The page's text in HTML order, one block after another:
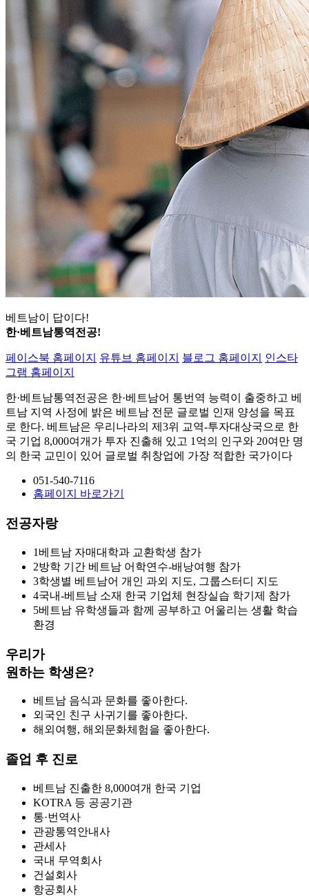
베트남이 답이다!
한·베트남통역전공!
페이스북 홈페이지 유튜브 홈페이지 블로그 홈페이지
인스타
그램 홈페이지
한·베트남통역전공은 한·베트남어 통번역 능력이 출중하고 베
트남 지역 사정에 밝은 베트남 전문 글로벌 인재 양성을 목표
로 한다. 베트남은 우리나라의 제3위 교역-투자대상국으로 한
국 기업 8,000여개가 투자 진출해 있고 1억의 인구와 20여만 명
의 한국 교민이 있어 글로벌 취창업에 가장 적합한 국가이다
051-540-7116
홈페이지 바로가기
전공자랑
1 베트남 자매대학과 교환학생 참가
2방학 기간 베트남 어학연수-배낭여행 참가
3학생별 베트남어 개인 과외 지도, 그룹스터디 지도
4국내-베트남 소재 한국 기업체 현장실습 학기제 참가
5베트남 유학생들과 함께 공부하고 어울리는 생활 학습
환경
우리가
원하는 학생은?
베트남 음식과 문화를 좋아한다.
외국인 친구 사귀기를 좋아한다.
해외여행, 해외문화체험을 좋아한다.
졸업 후 진로
베트남 진출한 8,000여개 한국 기업
KOTRA 등 공공기관
통·번역사
관광통역안내사
관세사
국내 무역회사
건설회사
항공회사